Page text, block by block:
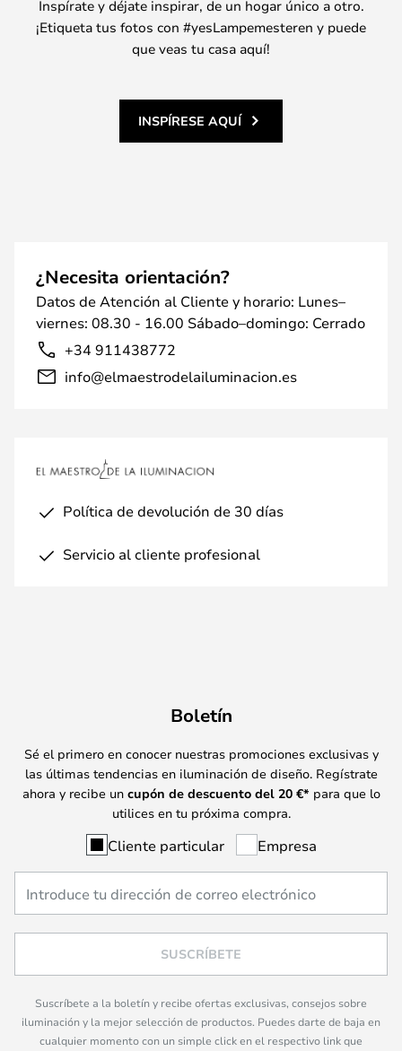
Inspírate y déjate inspirar, de un hogar único a otro.
¡Etiqueta tus fotos con #yesLampemesteren y puede
que veas tu casa aquí!
INSPÍRESE AQUÍ
¿Necesita orientación?
Datos de Atención al Cliente y horario: Lunes–
viernes: 08.30 - 16.00 Sábado–domingo: Cerrado
+34 911438772
info@elmaestrodelailuminacion.es
Política de devolución de 30 días
Servicio al cliente profesional
Boletín
Sé el primero en conocer nuestras promociones exclusivas y
las últimas tendencias en iluminación de diseño. Regístrate
ahora y recibe un cupón de descuento del 20 €* para que lo
utilices en tu próxima compra.
Cliente particular Empresa
SUSCRÍBETE
Suscríbete a la boletín y recibe ofertas exclusivas, consejos sobre
iluminación y la mejor selección de productos. Puedes darte de baja en
cualquier momento con un simple click en el respectivo link que